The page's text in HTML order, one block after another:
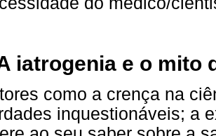
iatrogenia e o mito
como a crença na
inquestionáveis; a